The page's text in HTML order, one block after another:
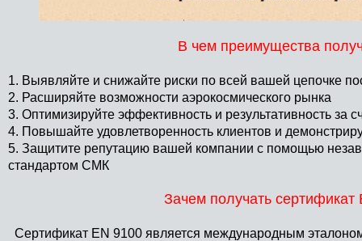
В чем преимущества
1. Выявляйте и снижайте риски по всей вашей цепочке
2. Расширяйте возможности аэрокосмического рынка
3. Оптимизируйте эффективность и результативность за
4. Повышайте удовлетворенность клиентов и
5. Защитите репутацию вашей компании с помощью
стандартом СМК
Зачем получать
Сертификат EN 9100 является международным